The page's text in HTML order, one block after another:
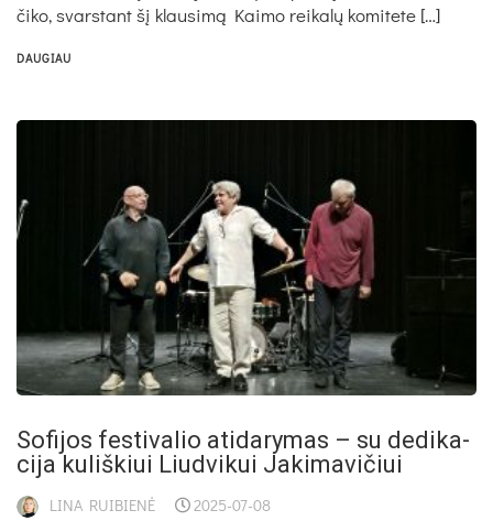
či­ko, svars­tant šį klau­si­mą Kai­mo rei­ka­lų ko­mi­te­te […]
DAUGIAU
So­fi­jos fes­ti­va­lio ati­da­ry­mas – su de­di­ka­
ci­ja ku­liš­kiui Liud­vi­kui Ja­ki­ma­vi­čiui
LINA RUIBIENĖ 2025-07-08